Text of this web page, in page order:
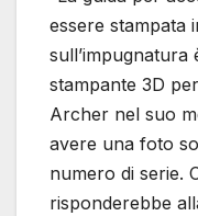
essere stampata
stampante 3D
Archer nel suo
avere una foto
numero di serie.
risponderebbe